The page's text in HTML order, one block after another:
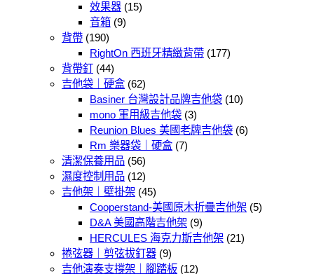
效果器 (15)
音箱 (9)
背帶 (190)
RightOn 西班牙精緻背帶 (177)
背帶釘 (44)
吉他袋｜硬盒 (62)
Basiner 台灣設計品牌吉他袋 (10)
mono 軍用級吉他袋 (3)
Reunion Blues 美國老牌吉他袋 (6)
Rm 樂器袋｜硬盒 (7)
清潔保養用品 (56)
濕度控制用品 (12)
吉他架｜壁掛架 (45)
Cooperstand-美國原木折疊吉他架 (5)
D&A 美國高階吉他架 (9)
HERCULES 海克力斯吉他架 (21)
捲弦器｜剪弦拔釘器 (9)
吉他演奏支撐架｜腳踏板 (12)